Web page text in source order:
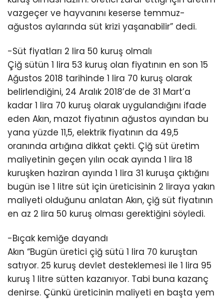
vazgeçer ve hayvanını keserse temmuz-
ağustos aylarında süt krizi yaşanabilir” dedi.
-Süt fiyatları 2 lira 50 kuruş olmalı
Çiğ sütün 1 lira 53 kuruş olan fiyatının en son 15
Ağustos 2018 tarihinde 1 lira 70 kuruş olarak
belirlendiğini, 24 Aralık 2018’de de 31 Mart’a
kadar 1 lira 70 kuruş olarak uygulandığını ifade
eden Akın, mazot fiyatının ağustos ayından bu
yana yüzde 11,5, elektrik fiyatının da 49,5
oranında artığına dikkat çekti. Çiğ süt üretim
maliyetinin geçen yılın ocak ayında 1 lira 18
kuruşken haziran ayında 1 lira 31 kuruşa çıktığını
bugün ise 1 litre süt için üreticisinin 2 liraya yakın
maliyeti olduğunu anlatan Akın, çiğ süt fiyatının
en az 2 lira 50 kuruş olması gerektiğini söyledi.
-Bıçak kemiğe dayandı
Akın “Bugün üretici çiğ sütü 1 lira 70 kuruştan
satıyor. 25 kuruş devlet desteklemesi ile 1 lira 95
kuruş 1 litre sütten kazanıyor. Tabi buna kazanç
denirse. Çünkü üreticinin maliyeti en başta yem